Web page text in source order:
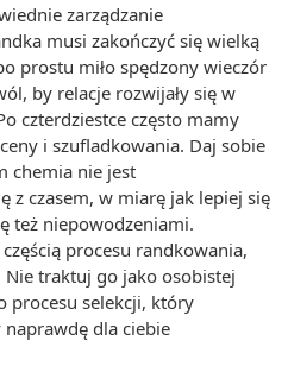
zarządzanie
musi zakończyć się wielką
prostu miło spędzony wieczór
by relacje rozwijały się w
czterdziestce często mamy
i szufladkowania. Daj sobie
chemia nie jest
z czasem, w miarę jak lepiej się
też niepowodzeniami.
procesu randkowania,
traktuj go jako osobistej
procesu selekcji, który
dla ciebie